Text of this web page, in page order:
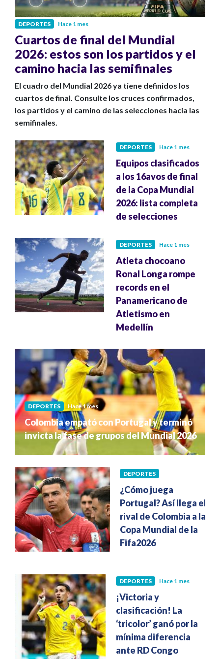
DEPORTES Hace 1 mes
Cuartos de final del Mundial
2026: estos son los partidos y el
camino hacia las semifinales
El cuadro del Mundial 2026 ya tiene definidos los
cuartos de final. Consulte los cruces confirmados,
los partidos y el camino de las selecciones hacia las
semifinales.
DEPORTES Hace 1 mes
Equipos clasificados
a los 16avos de final
de la Copa Mundial
2026: lista completa
de selecciones
DEPORTES Hace 1 mes
Atleta chocoano
Ronal Longa rompe
records en el
Panamericano de
Atletismo en
Medellín
DEPORTES Hace 1 mes
Colombia empató con Portugal y terminó
invicta la fase de grupos del Mundial 2026
DEPORTES
¿Cómo juega
Portugal? Así llega el
rival de Colombia a la
Copa Mundial de la
Fifa2026
DEPORTES Hace 1 mes
¡Victoria y
clasificación! La
‘tricolor’ ganó por la
mínima diferencia
ante RD Congo